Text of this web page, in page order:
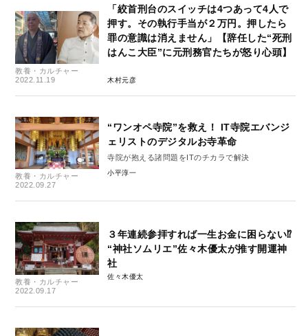
教養・カルチャー
2022.11.19
「絞首刑台のスイッチは4つあって4人で
押す。その執行手当が２万円。押したら
罪の意識は消えません」【辞任した“死刑
はんこ大臣”に元刑務官たちが怒り心頭】
木村元彦
教養・カルチャー
2022.09.27
“ワンオペ寺院”を救え！ IT寺院エバンジ
ェリストのデジタルお寺革命
寺院が抱える諸問題をITのチカラで解決
小平淳一
教養・カルチャー
2022.09.17
３年連続参拝すれば一生お金に困らない⁉
“神社ソムリエ”佐々木優太が推す開運神
社
佐々木優太